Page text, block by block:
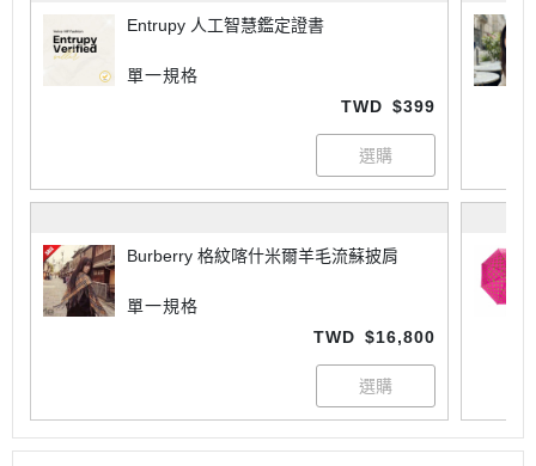
Entrupy 人工智慧鑑定證書
單一規格
TWD $399
Burberry 格紋喀什米爾羊毛流蘇披肩
單一規格
TWD $16,800